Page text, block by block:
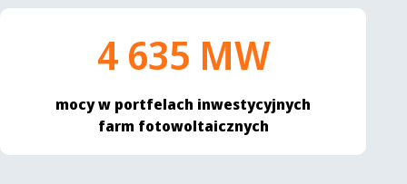
4 635 MW
mocy w portfelach inwestycyjnych
farm fotowoltaicznych